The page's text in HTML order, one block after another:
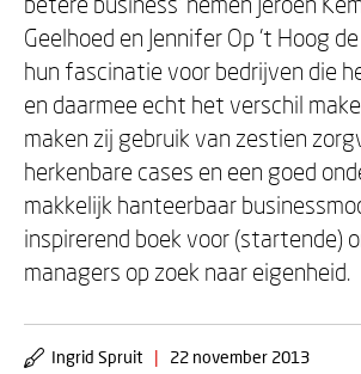
Geelhoed en Jennifer Op 't Hoog
hun fascinatie voor bedrijven die
en daarmee echt het verschil
maken zij gebruik van zestien
herkenbare cases en een goed
makkelijk hanteerbaar
inspirerend boek voor (startende)
managers op zoek naar eigenheid.
Ingrid Spruit | 22 november 2013